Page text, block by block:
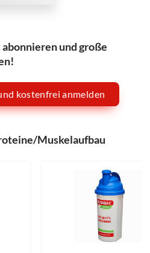
und große
kostenfrei anmelden
Muskelaufbau